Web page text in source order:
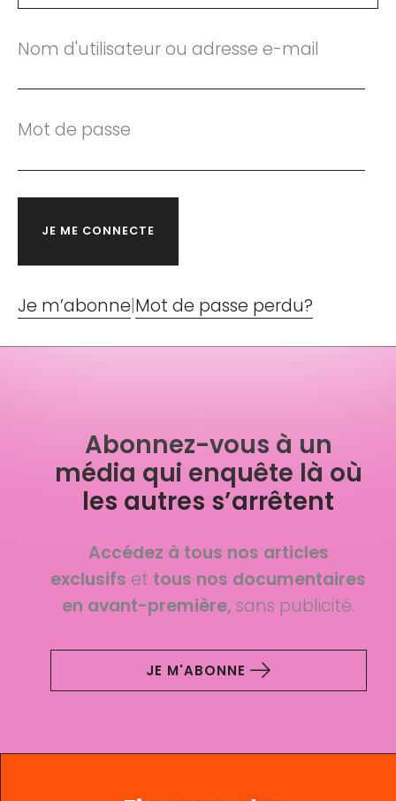
Nom d'utilisateur ou adresse e-mail
Mot de passe
Je m’abonne|Mot de passe perdu?
Abonnez-vous à un
média qui enquête là où
les autres s’arrêtent
Accédez à tous nos articles
exclusifs et tous nos documentaires
en avant-première,sans publicité.
JE M'ABONNE